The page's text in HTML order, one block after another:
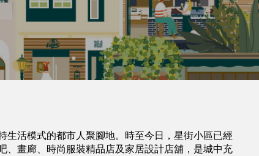
生活模式的都市人聚腳地。時至今日，星街小區已經
、畫廊、時尚服裝精品店及家居設計店舖，是城中充